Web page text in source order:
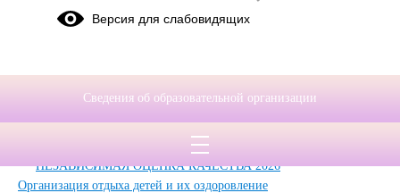
Карта сайта
Обращения граждан
Дополнительные сведения
НЕЗАВИСИМАЯ ОЦЕНКА КАЧЕСТВА 2026
Организация отдыха детей и их оздоровление
Версия для слабовидящих
Сведения об образовательной организации